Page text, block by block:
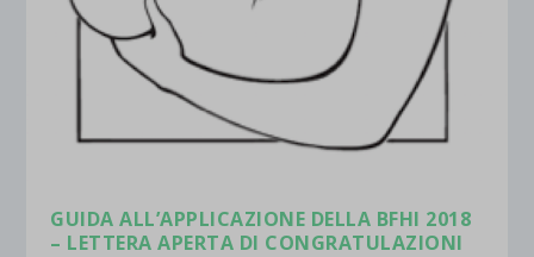
GUIDA ALL’APPLICAZIONE DELLA BFHI 2018
– LETTERA APERTA DI CONGRATULAZIONI